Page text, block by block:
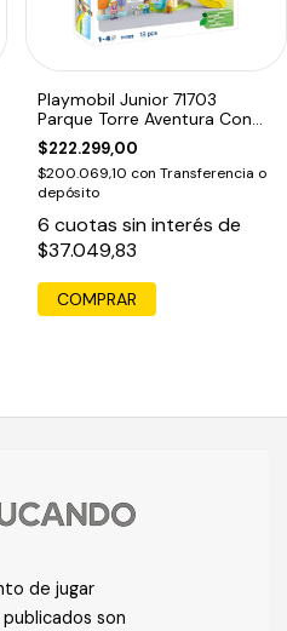
Playmobil Junior 71703
Parque Torre Aventura Con
Heladeria
$222.299,00
$200.069,10 con Transferencia o
depósito
6 cuotas sin interés de
$37.049,83
COMPRAR
de jugar
son